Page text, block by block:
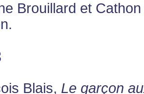
Brouillard et
Blais, Le garçon